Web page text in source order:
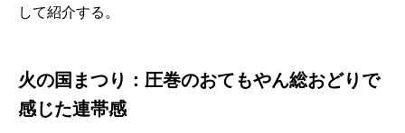
して紹介する。
火の国まつり：圧巻のおてもやん総おどりで
感じた連帯感